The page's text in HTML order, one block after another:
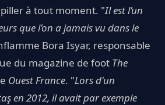
à tout moment. "Il est l’un
que l’on a jamais vu dans le
Bora Isyar, responsable
du magazine de foot The
Ouest France. "Lors d'un
en 2012, il avait par exemple